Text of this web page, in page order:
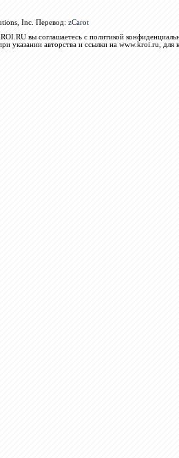
Inc. Перевод: zCarot
вы соглашаетесь с политикой
указании авторства и ссылки на www.kroi.ru, для